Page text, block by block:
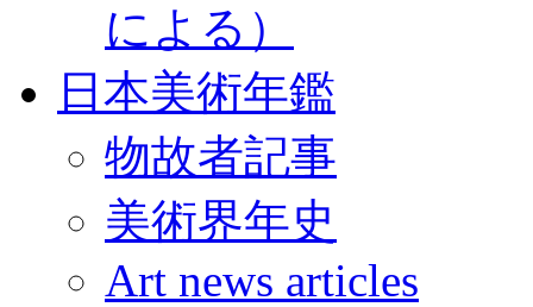
による）
日本美術年鑑
物故者記事
美術界年史
Art news articles